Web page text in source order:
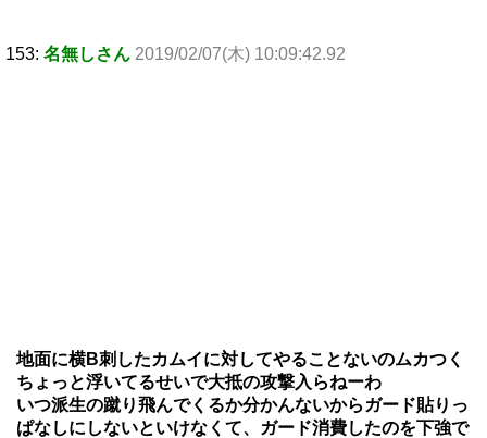
153: 名無しさん 2019/02/07(木) 10:09:42.92
地面に横B刺したカムイに対してやることないのムカつく
ちょっと浮いてるせいで大抵の攻撃入らねーわ
いつ派生の蹴り飛んでくるか分かんないからガード貼りっ
ぱなしにしないといけなくて、ガード消費したのを下強で